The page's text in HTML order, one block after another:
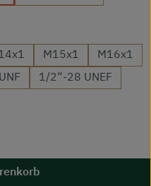
M15x1
M16x1
1/2“-28 UNEF
gewünschten